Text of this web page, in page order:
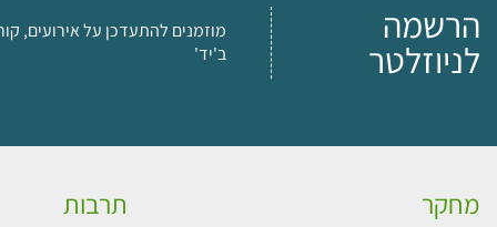
הרשמה
לניוזלטר
מוזמנים להתעדכן על אירועים,
ב'יד'
מחקר תרבות